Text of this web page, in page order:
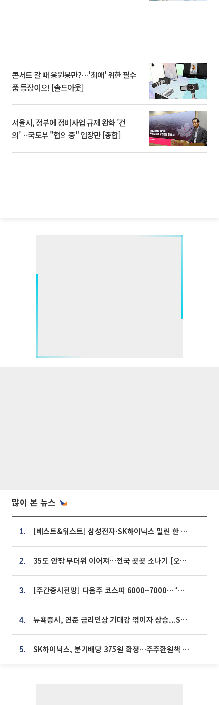
콘서트 갈 때 응원봉만?⋯'최애' 위한 필수
품 등장이오! [솔드아웃]
서울시, 정부에 정비사업 규제 완화 '건
의'⋯국토부 "협의 중" 입장만 [종합]
많이 본 뉴스
1. [베스트&워스트] 삼성전자·SK하이닉스 밀린 한 주…상상인증권은 85% 급등
2. 35도 안팎 무더위 이어져…전국 곳곳 소나기 [오늘 날씨]
3. [주간증시전망] 다음주 코스피 6000~7000⋯“外人 수급은 정책이 변수”
4. 뉴욕증시, 연준 금리인상 기대감 꺾이자 상승...S&P500 사상 최고치 [종합]
5. SK하이닉스, 분기배당 375원 확정…주주환원책 9월로 앞당겨 발표